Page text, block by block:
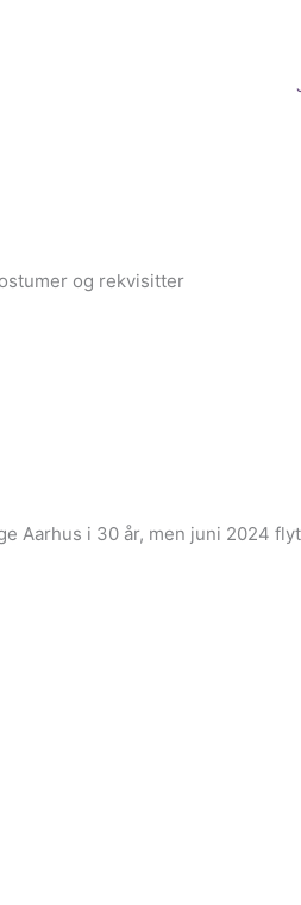
og rekvisitter
Aarhus i 30 år, men juni 2024